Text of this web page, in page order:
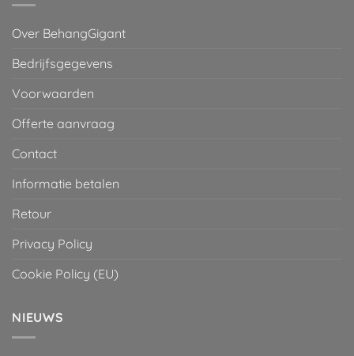
Over BehangGigant
Bedrijfsgegevens
Voorwaarden
Offerte aanvraag
Contact
Informatie betalen
Retour
Privacy Policy
Cookie Policy (EU)
NIEUWS